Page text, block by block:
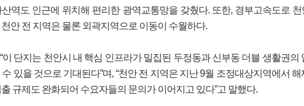
역도 인근에 위치해 편리한 광역교통망을 갖췄다. 또한, 경부고속도로 천
안 전 지역은 물론 외곽지역으로 이동이 수월하다.
이 단지는 천안시 내 핵심 인프라가 밀집된 두정동과 신부동 더블 생활권의
있을 것으로 기대된다”며, “천안 전 지역은 지난 9월 조정대상지역에서
규제도 완화되어 수요자들의 문의가 이어지고 있다”고 말했다.